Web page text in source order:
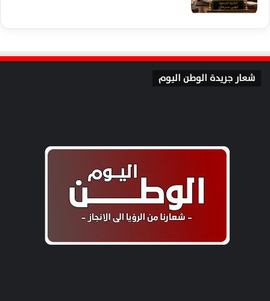
شعار جريدة الوطن اليوم